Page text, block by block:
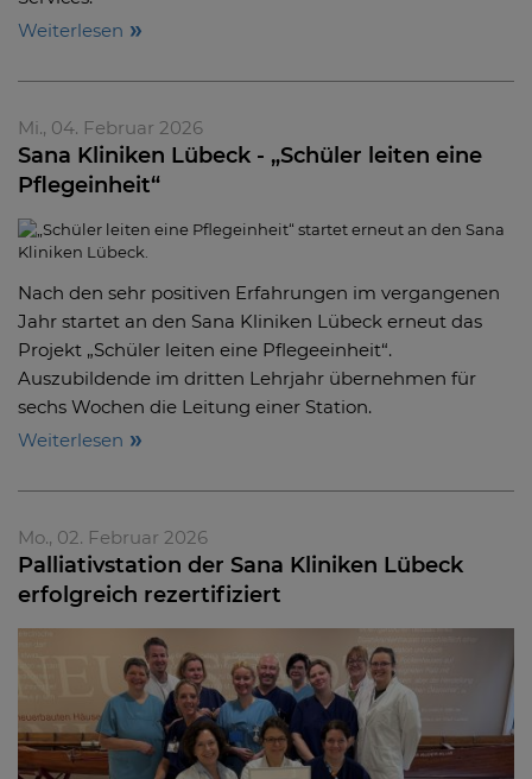
Weiterlesen
Mi., 04. Februar 2026
Sana Kliniken Lübeck - „Schüler leiten eine
Pflegeinheit“
Nach den sehr positiven Erfahrungen im vergangenen
Jahr startet an den Sana Kliniken Lübeck erneut das
Projekt „Schüler leiten eine Pflegeeinheit“.
Auszubildende im dritten Lehrjahr übernehmen für
sechs Wochen die Leitung einer Station.
Weiterlesen
Mo., 02. Februar 2026
Palliativstation der Sana Kliniken Lübeck
erfolgreich rezertifiziert